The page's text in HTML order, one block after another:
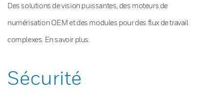
Des solutions de vision puissantes, des moteurs de
numérisation OEM et des modules pour des flux de travail
complexes. En savoir plus.
Sécurité